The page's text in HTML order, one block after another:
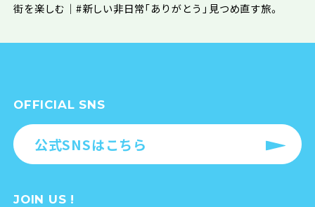
街を楽しむ｜#新しい非日常「ありがとう」見つめ直す旅。
OFFICIAL SNS
公式SNSはこちら
JOIN US !